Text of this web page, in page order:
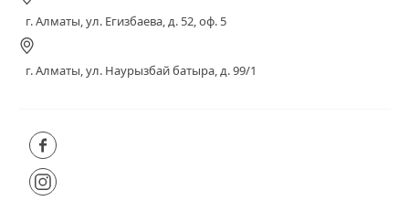
г. Алматы, ул. Егизбаева, д. 52, оф. 5
г. Алматы, ул. Наурызбай батыра, д. 99/1